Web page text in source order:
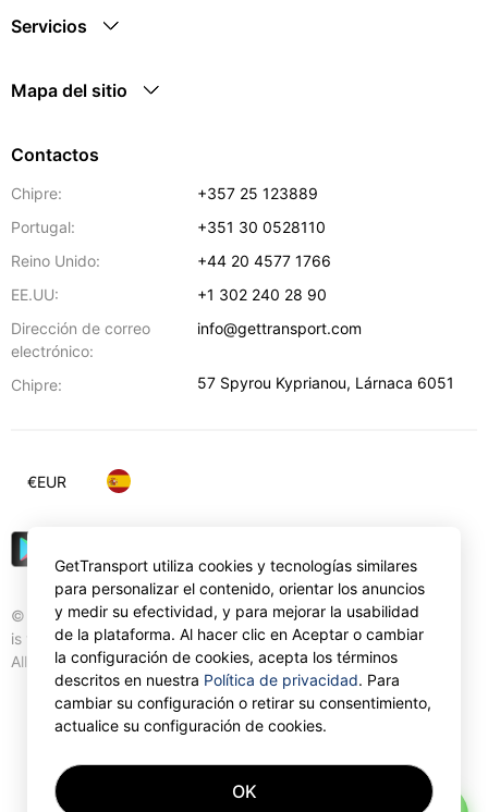
Servicios
Mapa del sitio
Contactos
Chipre:
+357 25 123889
Portugal:
+351 30 0528110
Reino Unido:
+44 20 4577 1766
EE.UU:
+1 302 240 28 90
Dirección de correo
electrónico:
info@gettransport.com
Chipre: 57 Spyrou Kyprianou, Lárnaca 6051
© Gettransport International Limited. GetTransport®
is trademark of Gettransport International Limited.
All rights reserved.
€EUR
GetTransport utiliza cookies y tecnologías similares
para personalizar el contenido, orientar los anuncios
y medir su efectividad, y para mejorar la usabilidad
de la plataforma. Al hacer clic en Aceptar o cambiar
la configuración de cookies, acepta los términos
descritos en nuestra Política de privacidad. Para
cambiar su configuración o retirar su consentimiento,
actualice su configuración de cookies.
OK